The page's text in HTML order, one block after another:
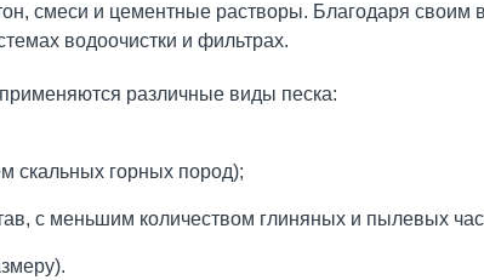
смеси и цементные растворы. Благодаря своим
водоочистки и фильтрах.
различные виды песка:
скальных горных пород);
с меньшим количеством глиняных и пылевых